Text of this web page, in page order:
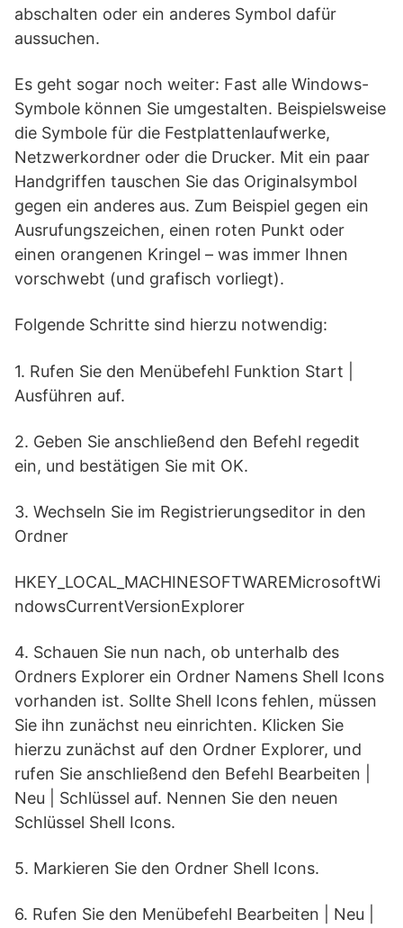
abschalten oder ein anderes Symbol dafür
aussuchen.
Es geht sogar noch weiter: Fast alle Windows-
Symbole können Sie umgestalten. Beispielsweise
die Symbole für die Festplattenlaufwerke,
Netzwerkordner oder die Drucker. Mit ein paar
Handgriffen tauschen Sie das Originalsymbol
gegen ein anderes aus. Zum Beispiel gegen ein
Ausrufungszeichen, einen roten Punkt oder
einen orangenen Kringel – was immer Ihnen
vorschwebt (und grafisch vorliegt).
Folgende Schritte sind hierzu notwendig:
1. Rufen Sie den Menübefehl Funktion Start |
Ausführen auf.
2. Geben Sie anschließend den Befehl regedit
ein, und bestätigen Sie mit OK.
3. Wechseln Sie im Registrierungseditor in den
Ordner
HKEY_LOCAL_MACHINESOFTWAREMicrosoftWi
ndowsCurrentVersionExplorer
4. Schauen Sie nun nach, ob unterhalb des
Ordners Explorer ein Ordner Namens Shell Icons
vorhanden ist. Sollte Shell Icons fehlen, müssen
Sie ihn zunächst neu einrichten. Klicken Sie
hierzu zunächst auf den Ordner Explorer, und
rufen Sie anschließend den Befehl Bearbeiten |
Neu | Schlüssel auf. Nennen Sie den neuen
Schlüssel Shell Icons.
5. Markieren Sie den Ordner Shell Icons.
6. Rufen Sie den Menübefehl Bearbeiten | Neu |